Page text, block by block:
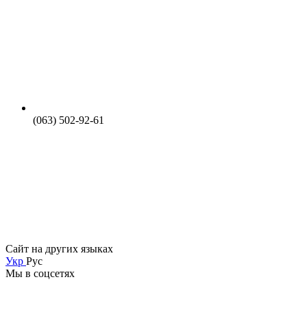
(063) 502-92-61
Сайт на других языках
Укр Рус
Мы в соцсетях